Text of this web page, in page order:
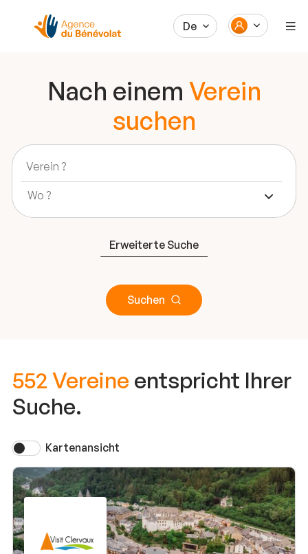
De
Nach einem Verein
suchen
Erweiterte Suche
Suchen
552 Vereine entspricht Ihrer
Suche.
Kartenansicht